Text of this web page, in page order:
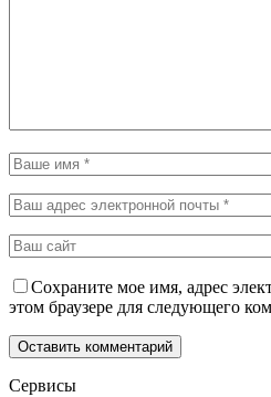
Сохраните мое имя, адрес
этом браузере для следующего
Сервисы